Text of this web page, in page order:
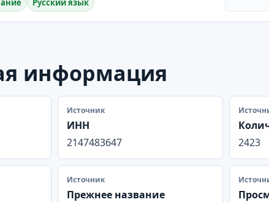
информация
Источник
ИНН
2147483647
2423
Источник
Прежнее название